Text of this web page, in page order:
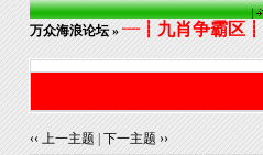
万众海浪论坛» ┈┋九肖争霸区
‹‹ 上一主题
下一主题 ››